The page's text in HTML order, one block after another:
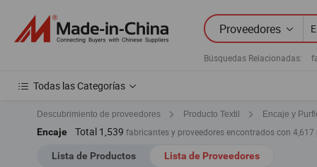
Proveedores
Búsquedas Relacionadas:
Todas las Categorías
Descubrimiento de proveedores Producto Textil Encaje y
Encaje Total 1,539 fabricantes y proveedores encontrados con
Lista de Productos Lista de Proveedores